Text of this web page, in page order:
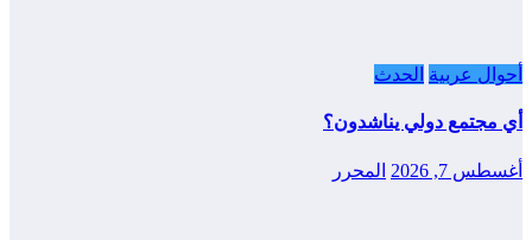
أحوال عربية الحدث
أي مجتمع دولي يناشدون؟
أغسطس 7, 2026 المحرر